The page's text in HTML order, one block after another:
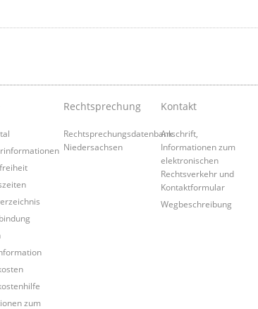
zum
Rechtsprechung
Rechtsprechungsdatenbank
Niedersachsen
Kontakt
Anschrift,
Informationen zum
elektronischen
Rechtsverkehr und
Kontaktformular
Wegbeschreibung